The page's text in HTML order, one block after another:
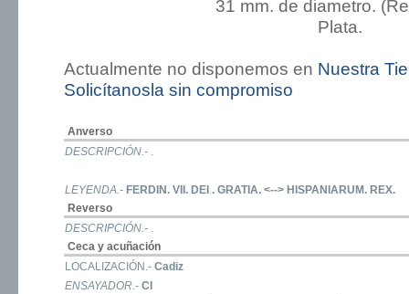
31 mm. de diametro.
Plata.
Actualmente no disponemos en Nuestra
Solicítanosla sin compromiso
Anverso
DESCRIPCIÓN.- .
LEYENDA.- FERDIN. VII. DEI . GRATIA. <--> HISPANIARUM. REX.
Reverso
DESCRIPCIÓN.- .
Ceca y acuñación
LOCALIZACIÓN.- Cadiz
ENSAYADOR.- CI